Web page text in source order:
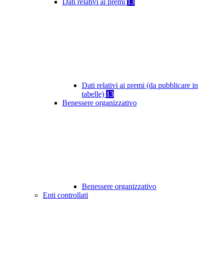
Dati relativi ai premi 13
Dati relativi ai premi (da pubblicare in
tabelle) 13
Benessere organizzativo
Benessere organizzativo
Enti controllati